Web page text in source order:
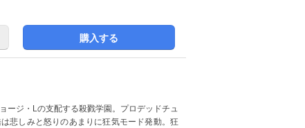
購入する
ージ・Lの支配する殺戮学園。プロデッドチュ
悲しみと怒りのあまりに狂気モード発動。狂